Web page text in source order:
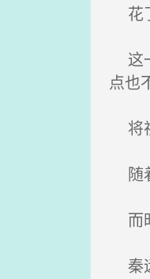
花
这
点也
将
随
而
秦